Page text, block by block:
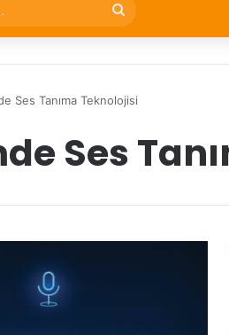
Arama
yap
Ses Tanıma Teknolojisi
Ses